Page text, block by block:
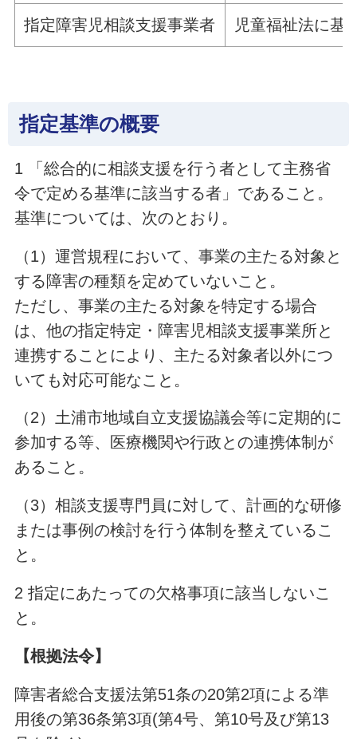
指定障害児相談支援事業者 児童福祉法に基
指定基準の概要
1 「総合的に相談支援を行う者として主務省
令で定める基準に該当する者」であること。
基準については、次のとおり。
（1）運営規程において、事業の主たる対象と
する障害の種類を定めていないこと。
ただし、事業の主たる対象を特定する場合
は、他の指定特定・障害児相談支援事業所と
連携することにより、主たる対象者以外につ
いても対応可能なこと。
（2）土浦市地域自立支援協議会等に定期的に
参加する等、医療機関や行政との連携体制が
あること。
（3）相談支援専門員に対して、計画的な研修
または事例の検討を行う体制を整えているこ
と。
2 指定にあたっての欠格事項に該当しないこ
と。
【根拠法令】
障害者総合支援法第51条の20第2項による準
用後の第36条第3項(第4号、第10号及び第13